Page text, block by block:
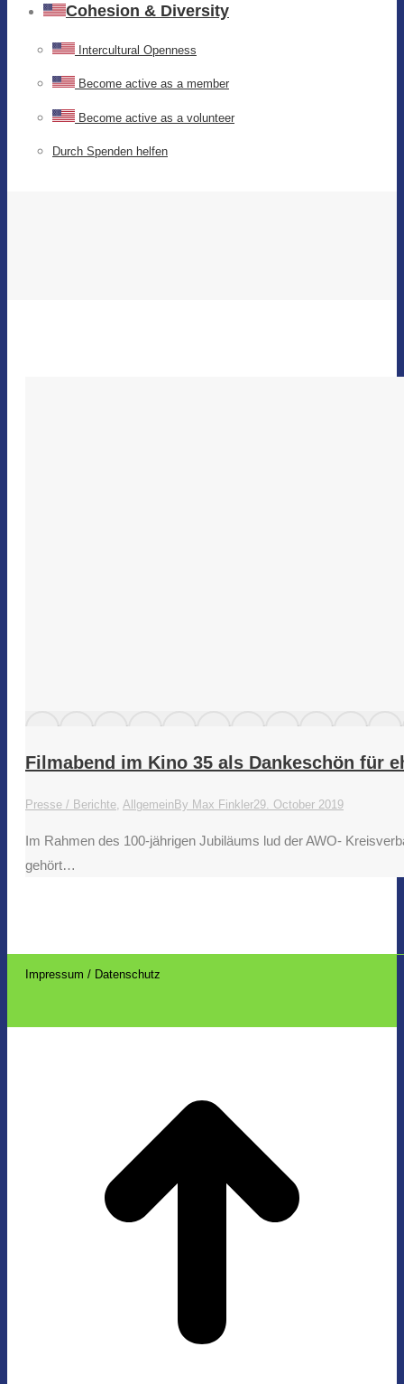
Cohesion & Diversity
Intercultural Openness
Become active as a member
Become active as a volunteer
Durch Spenden helfen
Filmabend im Kino 35 als Dankeschön für
Presse / Berichte, AllgemeinBy Max Finkler29. October 2019
Im Rahmen des 100-jährigen Jubiläums lud der AWO-
gehört…
Impressum / Datenschutz